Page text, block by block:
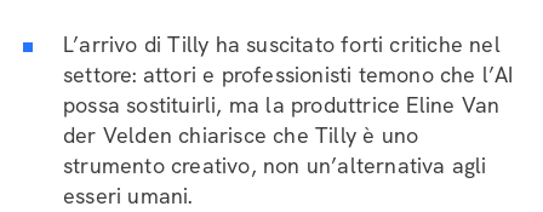
L’arrivo di Tilly ha suscitato forti critiche nel
settore: attori e professionisti temono che l’AI
possa sostituirli, ma la produttrice Eline Van
der Velden chiarisce che Tilly è uno
strumento creativo, non un’alternativa agli
esseri umani.